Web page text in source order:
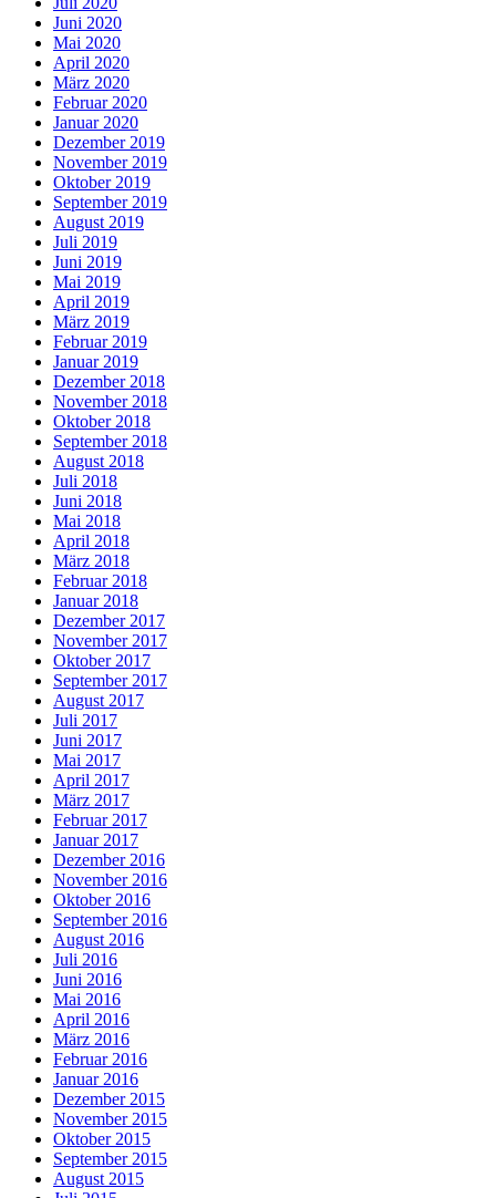
Juni 2020
Mai 2020
April 2020
März 2020
Februar 2020
Januar 2020
Dezember 2019
November 2019
Oktober 2019
September 2019
August 2019
Juli 2019
Juni 2019
Mai 2019
April 2019
März 2019
Februar 2019
Januar 2019
Dezember 2018
November 2018
Oktober 2018
September 2018
August 2018
Juli 2018
Juni 2018
Mai 2018
April 2018
März 2018
Februar 2018
Januar 2018
Dezember 2017
November 2017
Oktober 2017
September 2017
August 2017
Juli 2017
Juni 2017
Mai 2017
April 2017
März 2017
Februar 2017
Januar 2017
Dezember 2016
November 2016
Oktober 2016
September 2016
August 2016
Juli 2016
Juni 2016
Mai 2016
April 2016
März 2016
Februar 2016
Januar 2016
Dezember 2015
November 2015
Oktober 2015
September 2015
August 2015